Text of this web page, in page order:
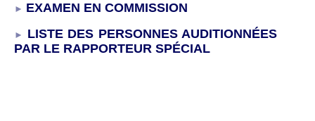
EXAMEN EN COMMISSION
LISTE DES PERSONNES AUDITIONNÉES
PAR LE RAPPORTEUR SPÉCIAL